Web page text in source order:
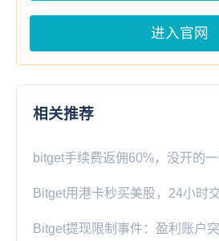
进入官网
相关推荐
bitget手续费返佣60%，没开的
Bitget用港卡秒买美股，24小时
Bitget提现限制事件：盈利账户